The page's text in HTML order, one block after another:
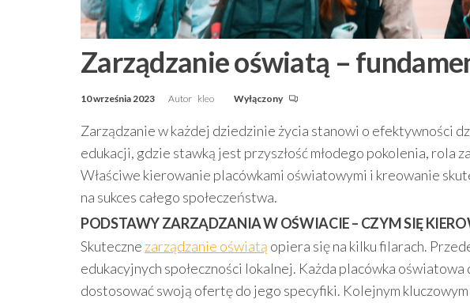
Zarządzanie oświatą –
10 września 2023 Autor kleo Wyłączony
Zarządzanie w każdej dziedzinie życia stanowi o efektywności
edukacji, gdzie stawką jest przyszłość młodego pokolenia, rola
Właściwe kierowanie placówkami oświatowymi i kreowanie
na sukces całego społeczeństwa.
PODSTAWY ZARZĄDZANIA W OŚWIACIE – CZYM SIĘ
Skutecznezarządzanie oświatą opiera się na kilku filarach.
edukacyjnych społeczności lokalnej. Każda placówka oświatowa
dostosować swoją ofertę do jego specyfiki. Kolejnym